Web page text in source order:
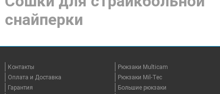
снайперки
Контакты
Оплата и Доставка
Гарантия
Рюкзаки Multicam
Рюкзаки Mil-Tec
Большие рюкзаки